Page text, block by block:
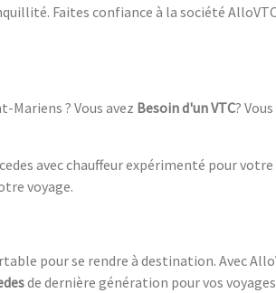
Faites confiance à la société
? Vous avez Besoin d'un VTC?
avec chauffeur expérimenté pour
voyage.
pour se rendre à destination. Avec
de dernière génération pour vos